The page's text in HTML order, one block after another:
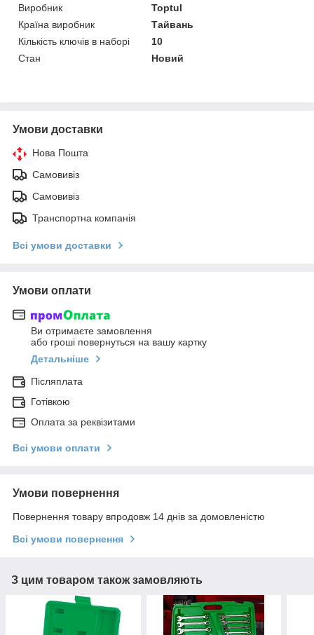
Виробник
Toptul
Країна виробник
Тайвань
Кількість ключів в наборі
10
Стан
Новий
Умови доставки
Нова Пошта
Самовивіз
Самовивіз
Транспортна компанія
Всі умови доставки
Умови оплати
Ви отримаєте замовлення
або гроші повернуться на вашу картку
Детальніше
Післяплата
Готівкою
Оплата за реквізитами
Всі умови оплати
Умови повернення
Повернення товару впродовж 14 днів за домовленістю
Всі умови повернення
З цим товаром також замовляють